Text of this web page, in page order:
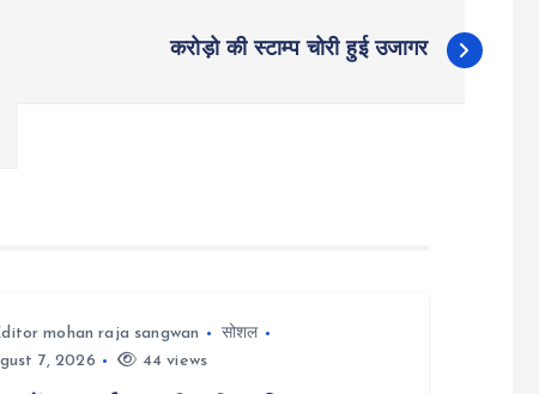
करोड़ो की स्टाम्प चोरी हुई उजागर
mohan raja sangwan
सोशल
7, 2026
44 views